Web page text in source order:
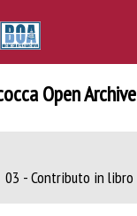
Open Archive
03 - Contributo in libro